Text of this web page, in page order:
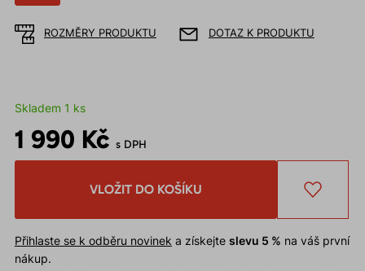
ROZMĚRY PRODUKTU DOTAZ K PRODUKTU
Skladem 1 ks
1 990 Kč s DPH
VLOŽIT DO KOŠÍKU
Přihlaste se k odběru novinek a získejte slevu 5 % na váš první
nákup.